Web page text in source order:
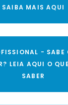
SAIBA MAIS AQUI
- SABE
LEIA AQUI O
SABER